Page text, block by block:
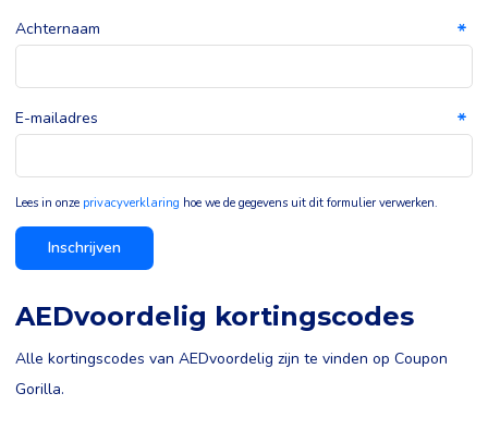
Achternaam
E-mailadres
Lees in onze privacyverklaring hoe we de gegevens uit dit formulier verwerken.
Inschrijven
AEDvoordelig kortingscodes
Alle kortingscodes van AEDvoordelig zijn te vinden op Coupon
Gorilla.